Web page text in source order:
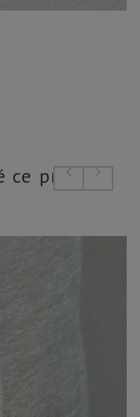
ce produit